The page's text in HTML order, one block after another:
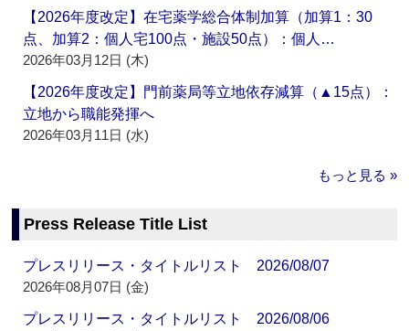
【2026年度改定】在宅薬学総合体制加算（加算1：30
点、加算2：個人宅100点・施設50点）：個人…
2026年03月12日 (木)
【2026年度改定】門前薬局等立地依存減算（▲15点）：
立地から職能発揮へ
2026年03月11日 (水)
もっと見る »
Press Release Title List
プレスリリース・タイトルリスト 2026/08/07
2026年08月07日 (金)
プレスリリース・タイトルリスト 2026/08/06